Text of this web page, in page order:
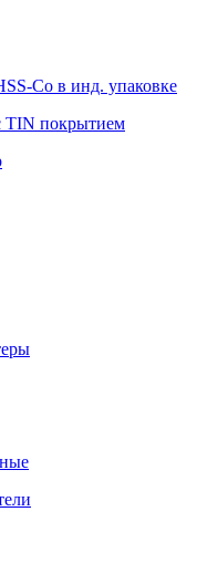
Co в инд. упаковке
TIN покрытием